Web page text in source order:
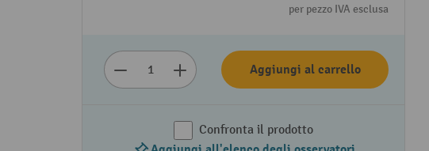
per pezzo IVA esclusa
Aggiungi al carrello
Confronta il prodotto